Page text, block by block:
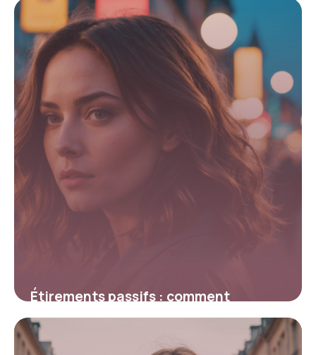
Étirements passifs : comment
améliorer votre souplesse en toute
sécurité